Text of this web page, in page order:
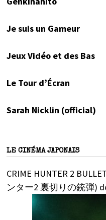
Je suis un Gameur
Jeux Vidéo et des Bas
Le Tour d’Écran
Sarah Nicklin (official)
LE CINÉMA JAPONAIS
CRIME HUNTER 2
ンター2 裏切りの銃弾)